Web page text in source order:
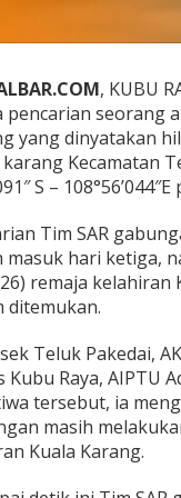
i
a
n
u
b
u
a
a
B
e
u
D
i
t
e
u
, KUBU
pencarian seorang
yang dinyatakan
karang Kecamatan
S –
Tim SAR
masuk hari ketiga,
remaja kelahiran
ditemukan.
Teluk Pakedai,
Kubu Raya, AIPTU
tersebut, ia
masih
Kuala Karang.